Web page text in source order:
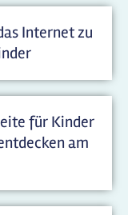
Internet zu
für Kinder
am